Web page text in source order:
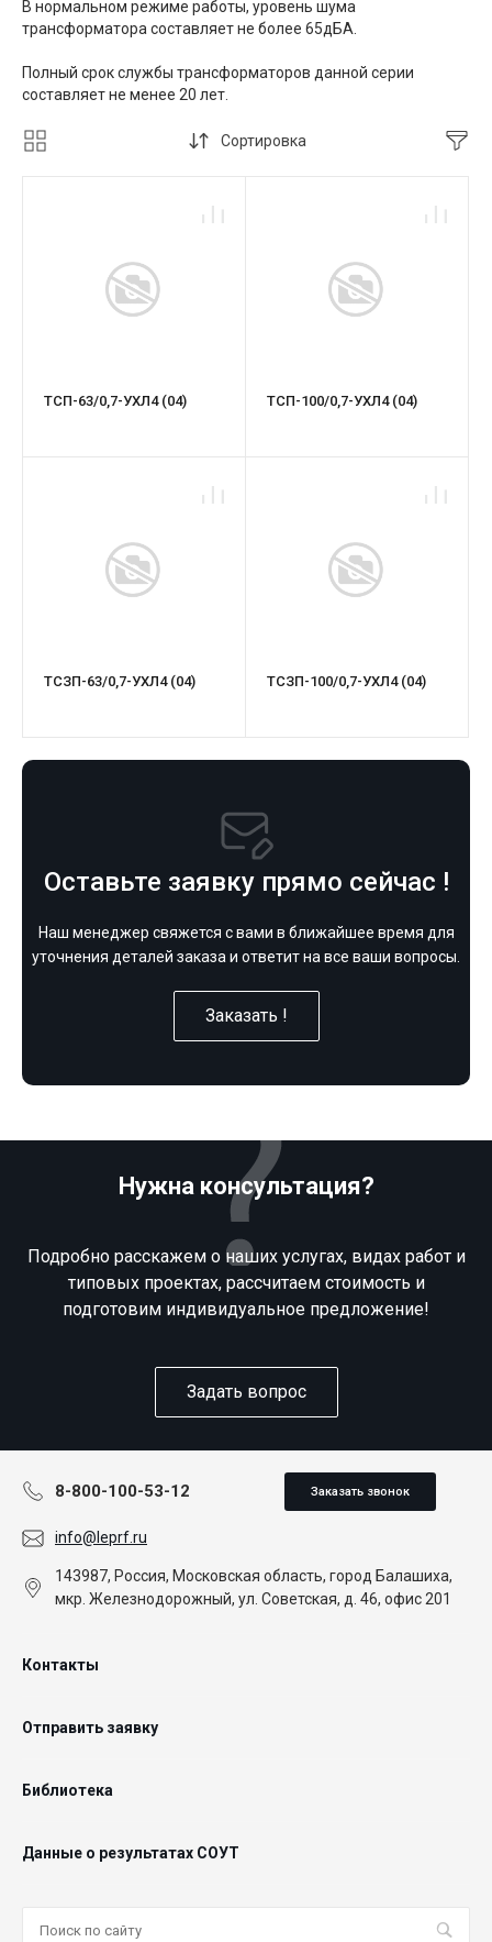
В нормальном режиме работы, уровень шума
трансформатора составляет не более 65дБА.
Полный срок службы трансформаторов данной серии
составляет не менее 20 лет.
Сортировка
ТСП-63/0,7-УХЛ4 (04) ТСП-100/0,7-УХЛ4 (04)
ТСЗП-63/0,7-УХЛ4 (04) ТСЗП-100/0,7-УХЛ4 (04)
Оставьте заявку прямо сейчас !
Наш менеджер свяжется с вами в ближайшее время для
уточнения деталей заказа и ответит на все ваши вопросы.
Заказать !
Нужна консультация?
Подробно расскажем о наших услугах, видах работ и
типовых проектах, рассчитаем стоимость и
подготовим индивидуальное предложение!
Задать вопрос
8-800-100-53-12 Заказать звонок
info@leprf.ru
143987, Россия, Московская область, город Балашиха,
мкр. Железнодорожный, ул. Советская, д. 46, офис 201
Контакты
Отправить заявку
Библиотека
Данные о результатах СОУТ